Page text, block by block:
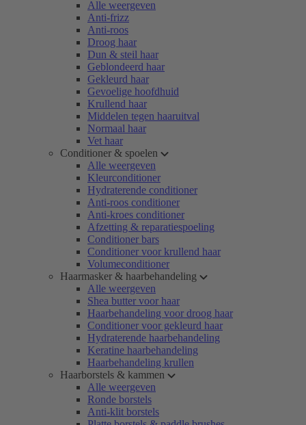
Alle weergeven
Anti-frizz
Anti-roos
Droog haar
Dun & steil haar
Geblondeerd haar
Gekleurd haar
Gevoelige hoofdhuid
Krullend haar
Middelen tegen haaruitval
Normaal haar
Vet haar
Conditioner & spoelen
Alle weergeven
Kleurconditioner
Hydraterende conditioner
Anti-roos conditioner
Anti-kroes conditioner
Afzetting & reparatiespoeling
Conditioner bars
Conditioner voor krullend haar
Volumeconditioner
Haarmasker & haarbehandeling
Alle weergeven
Shea butter voor haar
Haarbehandeling voor droog haar
Conditioner voor gekleurd haar
Hydraterende haarbehandeling
Keratine haarbehandeling
Haarbehandeling krullen
Haarborstels & kammen
Alle weergeven
Ronde borstels
Anti-klit borstels